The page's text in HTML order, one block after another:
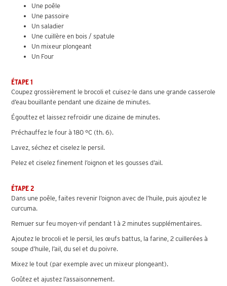
Une poêle
Une passoire
Un saladier
Une cuillère en bois / spatule
Un mixeur plongeant
Un Four
ÉTAPE 1
Coupez grossièrement le brocoli et cuisez-le dans une grande casserole
d’eau bouillante pendant une dizaine de minutes.
Égouttez et laissez refroidir une dizaine de minutes.
Préchauffez le four à 180 °C (th. 6).
Lavez, séchez et ciselez le persil.
Pelez et ciselez finement l’oignon et les gousses d’ail.
ÉTAPE 2
Dans une poêle, faites revenir l’oignon avec de l’huile, puis ajoutez le
curcuma.
Remuer sur feu moyen-vif pendant 1 à 2 minutes supplémentaires.
Ajoutez le brocoli et le persil, les œufs battus, la farine, 2 cuillerées à
soupe d’huile, l’ail, du sel et du poivre.
Mixez le tout (par exemple avec un mixeur plongeant).
Goûtez et ajustez l’assaisonnement.